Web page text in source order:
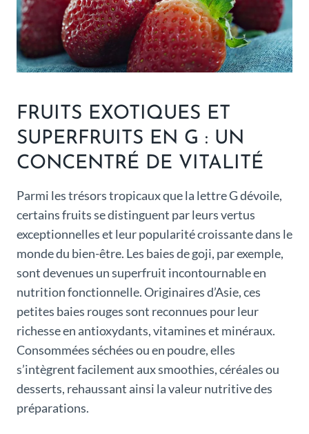
FRUITS EXOTIQUES ET
SUPERFRUITS EN G : UN
CONCENTRÉ DE VITALITÉ
Parmi les trésors tropicaux que la lettre G dévoile,
certains fruits se distinguent par leurs vertus
exceptionnelles et leur popularité croissante dans le
monde du bien-être. Les baies de goji, par exemple,
sont devenues un superfruit incontournable en
nutrition fonctionnelle. Originaires d’Asie, ces
petites baies rouges sont reconnues pour leur
richesse en antioxydants, vitamines et minéraux.
Consommées séchées ou en poudre, elles
s’intègrent facilement aux smoothies, céréales ou
desserts, rehaussant ainsi la valeur nutritive des
préparations.